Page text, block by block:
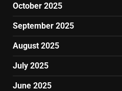
October 2025
September 2025
August 2025
July 2025
June 2025